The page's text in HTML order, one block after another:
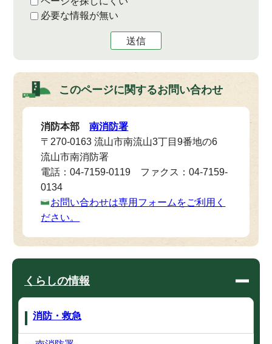
必要な情報が無い
送信
このページに関するお問い合わせ
消防本部南消防署
〒270-0163 流山市南流山3丁目9番地の6
流山市南消防署
電話：04-7159-0119 ファクス：04-7159-
0134
お問い合わせは専用フォームをご利用く
ださい。
くらしの情報
消防・救急